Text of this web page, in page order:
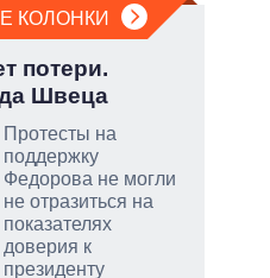
КОЛОНКИ
потери.
Швеца
Протесты на
поддержку
Федорова не могли
не отразиться на
показателях
доверия к
президенту